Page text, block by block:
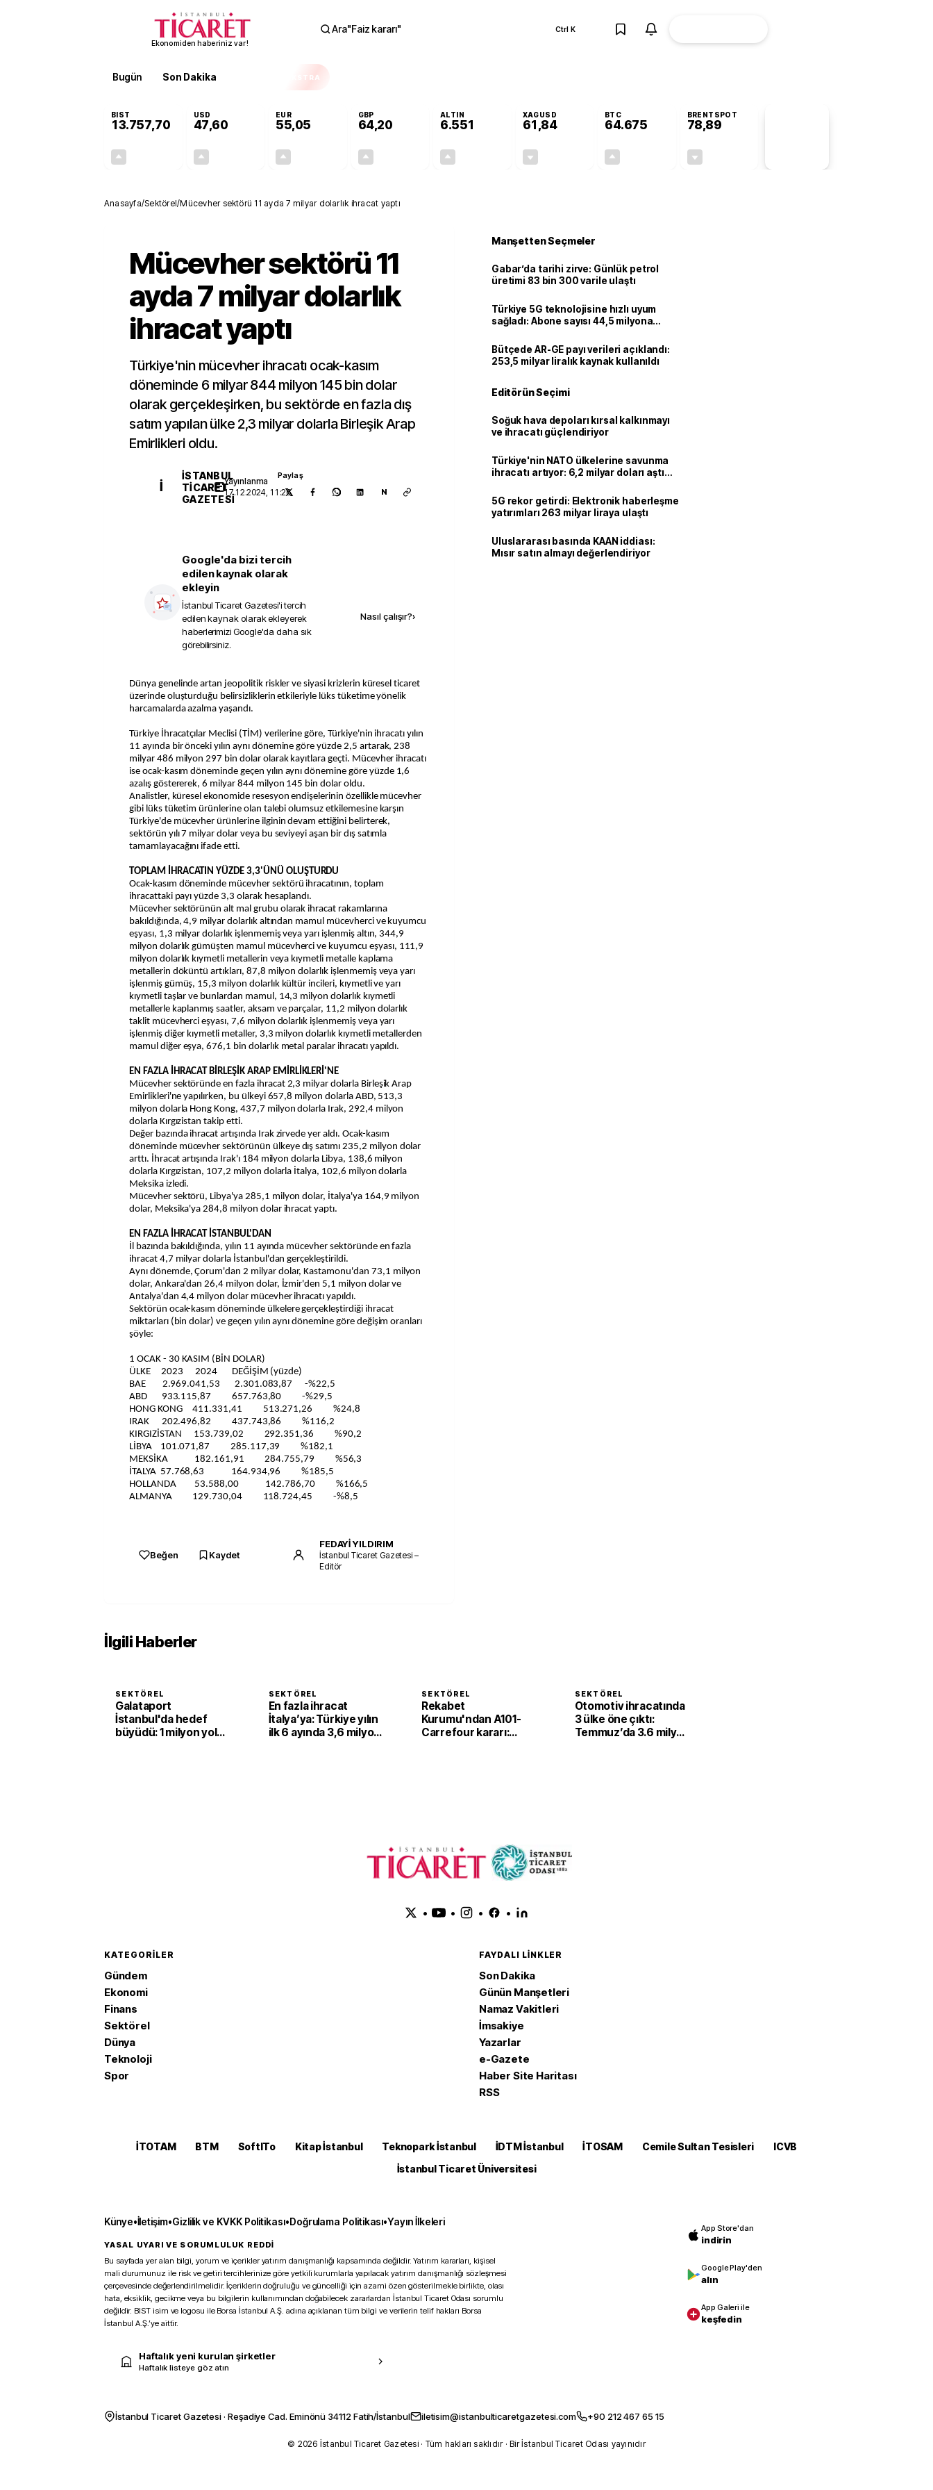
Ekonomiden haberiniz var!
Ara"Faiz kararı" Ctrl K
Bugün Son Dakika EKSTRA
BIST
13.757,70
USD
47,60
EUR
55,05
GBP
64,20
ALTIN
6.551
XAGUSD
61,84
BTC
64.675
BRENTSPOT
78,89
Anasayfa/Sektörel/Mücevher sektörü 11 ayda 7 milyar dolarlık ihracat yaptı
Mücevher sektörü 11
ayda 7 milyar dolarlık
ihracat yaptı
Türkiye'nin mücevher ihracatı ocak-kasım
döneminde 6 milyar 844 milyon 145 bin dolar
olarak gerçekleşirken, bu sektörde en fazla dış
satım yapılan ülke 2,3 milyar dolarla Birleşik Arap
Emirlikleri oldu.
İ
İSTANBUL
TICARET
GAZETESI
Yayınlanma
17.12.2024, 11:26
Paylaş
N
Google'da bizi tercih
edilen kaynak olarak
ekleyin
İstanbul Ticaret Gazetesi'i tercih
edilen kaynak olarak ekleyerek
haberlerimizi Google'da daha sık
görebilirsiniz.
Nasıl çalışır?›
Dünya genelinde artan jeopolitik riskler ve siyasi krizlerin küresel ticaret
üzerinde oluşturduğu belirsizliklerin etkileriyle lüks tüketime yönelik
harcamalarda azalma yaşandı.
Türkiye İhracatçılar Meclisi (TİM) verilerine göre, Türkiye'nin ihracatı yılın
11 ayında bir önceki yılın aynı dönemine göre yüzde 2,5 artarak, 238
milyar 486 milyon 297 bin dolar olarak kayıtlara geçti. Mücevher ihracatı
ise ocak-kasım döneminde geçen yılın aynı dönemine göre yüzde 1,6
azalış göstererek, 6 milyar 844 milyon 145 bin dolar oldu.
Analistler, küresel ekonomide resesyon endişelerinin özellikle mücevher
gibi lüks tüketim ürünlerine olan talebi olumsuz etkilemesine karşın
Türkiye'de mücevher ürünlerine ilginin devam ettiğini belirterek,
sektörün yılı 7 milyar dolar veya bu seviyeyi aşan bir dış satımla
tamamlayacağını ifade etti.
TOPLAM İHRACATIN YÜZDE 3,3'ÜNÜ OLUŞTURDU
Ocak-kasım döneminde mücevher sektörü ihracatının, toplam
ihracattaki payı yüzde 3,3 olarak hesaplandı.
Mücevher sektörünün alt mal grubu olarak ihracat rakamlarına
bakıldığında, 4,9 milyar dolarlık altından mamul mücevherci ve kuyumcu
eşyası, 1,3 milyar dolarlık işlenmemiş veya yarı işlenmiş altın, 344,9
milyon dolarlık gümüşten mamul mücevherci ve kuyumcu eşyası, 111,9
milyon dolarlık kıymetli metallerin veya kıymetli metalle kaplama
metallerin döküntü artıkları, 87,8 milyon dolarlık işlenmemiş veya yarı
işlenmiş gümüş, 15,3 milyon dolarlık kültür incileri, kıymetli ve yarı
kıymetli taşlar ve bunlardan mamul, 14,3 milyon dolarlık kıymetli
metallerle kaplanmış saatler, aksam ve parçalar, 11,2 milyon dolarlık
taklit mücevherci eşyası, 7,6 milyon dolarlık işlenmemiş veya yarı
işlenmiş diğer kıymetli metaller, 3,3 milyon dolarlık kıymetli metallerden
mamul diğer eşya, 676,1 bin dolarlık metal paralar ihracatı yapıldı.
EN FAZLA İHRACAT BİRLEŞİK ARAP EMİRLİKLERİ'NE
Mücevher sektöründe en fazla ihracat 2,3 milyar dolarla Birleşik Arap
Emirlikleri'ne yapılırken, bu ülkeyi 657,8 milyon dolarla ABD, 513,3
milyon dolarla Hong Kong, 437,7 milyon dolarla Irak, 292,4 milyon
dolarla Kırgızistan takip etti.
Değer bazında ihracat artışında Irak zirvede yer aldı. Ocak-kasım
döneminde mücevher sektörünün ülkeye dış satımı 235,2 milyon dolar
arttı. İhracat artışında Irak'ı 184 milyon dolarla Libya, 138,6 milyon
dolarla Kırgızistan, 107,2 milyon dolarla İtalya, 102,6 milyon dolarla
Meksika izledi.
Mücevher sektörü, Libya'ya 285,1 milyon dolar, İtalya'ya 164,9 milyon
dolar, Meksika'ya 284,8 milyon dolar ihracat yaptı.
EN FAZLA İHRACAT İSTANBUL'DAN
İl bazında bakıldığında, yılın 11 ayında mücevher sektöründe en fazla
ihracat 4,7 milyar dolarla İstanbul'dan gerçekleştirildi.
Aynı dönemde, Çorum'dan 2 milyar dolar, Kastamonu'dan 73,1 milyon
dolar, Ankara'dan 26,4 milyon dolar, İzmir'den 5,1 milyon dolar ve
Antalya'dan 4,4 milyon dolar mücevher ihracatı yapıldı.
Sektörün ocak-kasım döneminde ülkelere gerçekleştirdiği ihracat
miktarları (bin dolar) ve geçen yılın aynı dönemine göre değişim oranları
şöyle:
1 OCAK - 30 KASIM (BİN DOLAR)
ÜLKE 2023 2024 DEĞİŞİM (yüzde)
BAE 2.969.041,53 2.301.083,87 -%22,5
ABD 933.115,87 657.763,80 -%29,5
HONG KONG 411.331,41 513.271,26 %24,8
IRAK 202.496,82 437.743,86 %116,2
KIRGIZİSTAN 153.739,02 292.351,36 %90,2
LİBYA 101.071,87 285.117,39 %182,1
MEKSİKA 182.161,91 284.755,79 %56,3
İTALYA 57.768,63 164.934,96 %185,5
HOLLANDA 53.588,00 142.786,70 %166,5
ALMANYA 129.730,04 118.724,45 -%8,5
Beğen Kaydet
FEDAYİ YILDIRIM
İstanbul Ticaret Gazetesi –
Editör
Manşetten Seçmeler
Gabar’da tarihi zirve: Günlük petrol
üretimi 83 bin 300 varile ulaştı
Türkiye 5G teknolojisine hızlı uyum
sağladı: Abone sayısı 44,5 milyona
Bütçede AR-GE payı verileri açıklandı:
253,5 milyar liralık kaynak kullanıldı
Editörün Seçimi
Soğuk hava depoları kırsal kalkınmayı
ve ihracatı güçlendiriyor
Türkiye'nin NATO ülkelerine savunma
ihracatı artıyor: 6,2 milyar doları aştı
5G rekor getirdi: Elektronik haberleşme
yatırımları 263 milyar liraya ulaştı
Uluslararası basında KAAN iddiası:
Mısır satın almayı değerlendiriyor
İlgili Haberler
SEKTÖREL
Galataport
İstanbul'da hedef
büyüdü: 1 milyon yolcu
SEKTÖREL
En fazla ihracat
İtalya’ya: Türkiye yılın
ilk 6 ayında 3,6 milyon
SEKTÖREL
Rekabet
Kurumu'ndan A101-
Carrefour kararı:
SEKTÖREL
Otomotiv ihracatında
3 ülke öne çıktı:
Temmuz’da 3.6 milyar
• • • •
KATEGORILER
Gündem
Ekonomi
Finans
Sektörel
Dünya
Teknoloji
Spor
FAYDALI LINKLER
Son Dakika
Günün Manşetleri
Namaz Vakitleri
İmsakiye
Yazarlar
e-Gazete
Haber Site Haritası
RSS
İTOTAM BTM SoftITo Kitap İstanbul Teknopark İstanbul İDTM İstanbul İTOSAM Cemile Sultan Tesisleri
ICVB
İstanbul Ticaret Üniversitesi
Künye•İletişim•Gizlilik ve KVKK Politikası•Doğrulama Politikası•Yayın İlkeleri
YASAL UYARI VE SORUMLULUK REDDİ
Bu sayfada yer alan bilgi, yorum ve içerikler yatırım danışmanlığı kapsamında değildir. Yatırım kararları, kişisel
mali durumunuz ile risk ve getiri tercihlerinize göre yetkili kurumlarla yapılacak yatırım danışmanlığı sözleşmesi
çerçevesinde değerlendirilmelidir. İçeriklerin doğruluğu ve güncelliği için azami özen gösterilmekle birlikte, olası
hata, eksiklik, gecikme veya bu bilgilerin kullanımından doğabilecek zararlardan İstanbul Ticaret Odası sorumlu
değildir. BIST isim ve logosu ile Borsa İstanbul A.Ş. adına açıklanan tüm bilgi ve verilerin telif hakları Borsa
İstanbul A.Ş.’ye aittir.
Haftalık yeni kurulan şirketler
Haftalık listeye göz atın
App Store'dan
indirin
Google Play'den
alın
App Galeri ile
keşfedin
İstanbul Ticaret Gazetesi · Reşadiye Cad. Eminönü 34112 Fatih/İstanbul iletisim@istanbulticaretgazetesi.com +90 212 467 65 15
© 2026 İstanbul Ticaret Gazetesi · Tüm hakları saklıdır · Bir İstanbul Ticaret Odası yayınıdır